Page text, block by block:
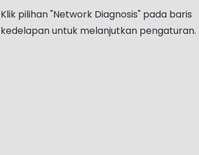
Klik pilihan "Network Diagnosis" pada baris
kedelapan untuk melanjutkan pengaturan.